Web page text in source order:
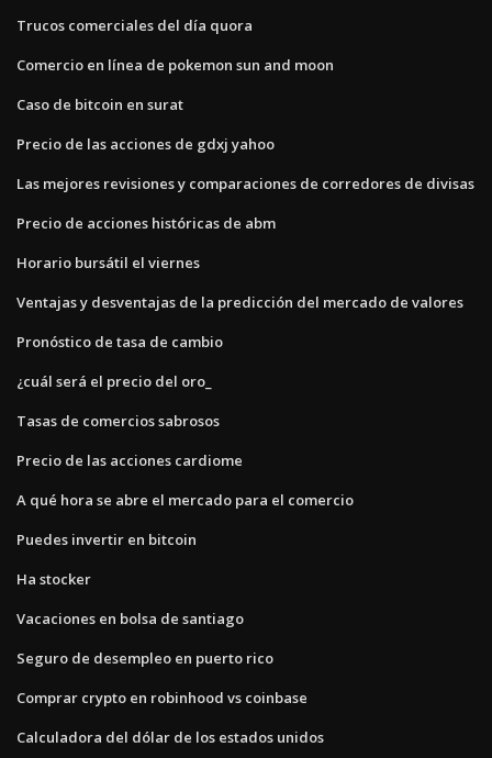
Trucos comerciales del día quora
Comercio en línea de pokemon sun and moon
Caso de bitcoin en surat
Precio de las acciones de gdxj yahoo
Las mejores revisiones y comparaciones de corredores de divisas
Precio de acciones históricas de abm
Horario bursátil el viernes
Ventajas y desventajas de la predicción del mercado de valores
Pronóstico de tasa de cambio
¿cuál será el precio del oro_
Tasas de comercios sabrosos
Precio de las acciones cardiome
A qué hora se abre el mercado para el comercio
Puedes invertir en bitcoin
Ha stocker
Vacaciones en bolsa de santiago
Seguro de desempleo en puerto rico
Comprar crypto en robinhood vs coinbase
Calculadora del dólar de los estados unidos